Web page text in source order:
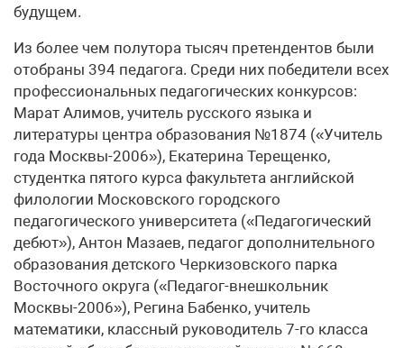
будущем.
Из более чем полутора тысяч претендентов были
отобраны 394 педагога. Среди них победители всех
профессиональных педагогических конкурсов:
Марат Алимов, учитель русского языка и
литературы центра образования №1874 («Учитель
года Москвы-2006»), Екатерина Терещенко,
студентка пятого курса факультета английской
филологии Московского городского
педагогического университета («Педагогический
дебют»), Антон Мазаев, педагог дополнительного
образования детского Черкизовского парка
Восточного округа («Педагог-внешкольник
Москвы-2006»), Регина Бабенко, учитель
математики, классный руководитель 7-го класса